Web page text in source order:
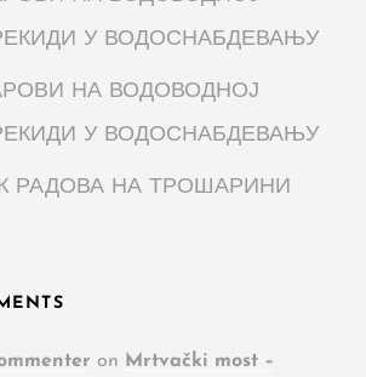
У ВОДОСНАБДЕВАЊУ
НА ВОДОВОДНОЈ
У ВОДОСНАБДЕВАЊУ
РАДОВА НА ТРОШАРИНИ
on Mrtvački most –